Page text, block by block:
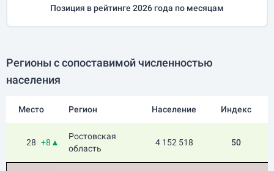
Позиция в рейтинге 2026 года по месяцам
Регионы с сопоставимой численностью
населения
Место Регион Население Индекс
28 +8▲
Ростовская
область
4 152 518 50